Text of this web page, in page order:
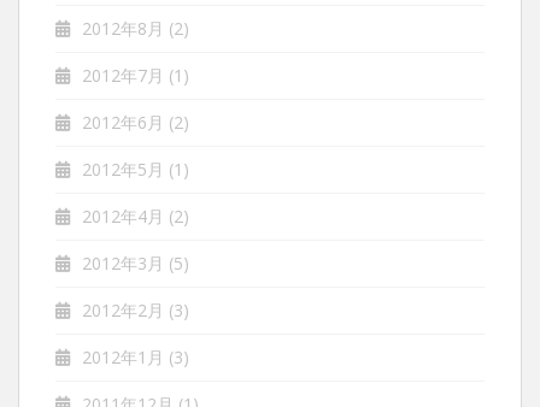
2012年8月 (2)
2012年7月 (1)
2012年6月 (2)
2012年5月 (1)
2012年4月 (2)
2012年3月 (5)
2012年2月 (3)
2012年1月 (3)